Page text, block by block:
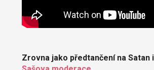
Zrovna jako předtančení na Satan